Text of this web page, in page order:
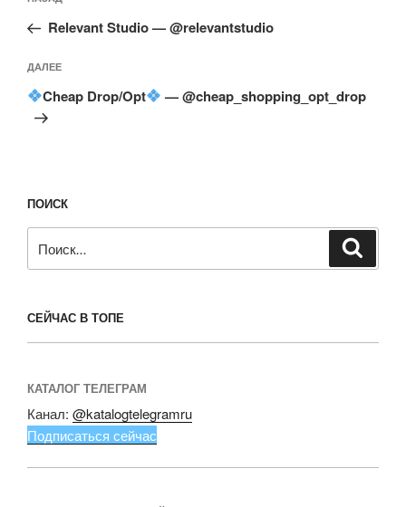
по
записям
запись:
Relevant Studio — @relevantstudio
Следующая
запись
ДАЛЕЕ
Cheap Drop/Opt — @cheap_shopping_opt_drop
ПОИСК
СЕЙЧАС В ТОПЕ
КАТАЛОГ ТЕЛЕГРАМ
Канал: @katalogtelegramru
Подписаться сейчас